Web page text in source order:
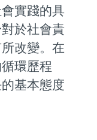
實踐的具
於社會責
改變。在
環歷程
基本態度